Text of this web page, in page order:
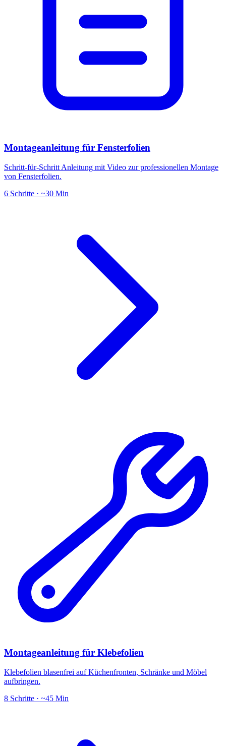
Montageanleitung für Fensterfolien
Schritt-für-Schritt Anleitung mit Video zur professionellen Montage
von Fensterfolien.
6 Schritte · ~30 Min
Montageanleitung für Klebefolien
Klebefolien blasenfrei auf Küchenfronten, Schränke und Möbel
aufbringen.
8 Schritte · ~45 Min